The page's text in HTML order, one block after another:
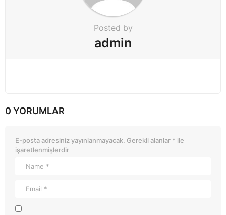
Posted by
admin
0 YORUMLAR
E-posta adresiniz yayınlanmayacak. Gerekli alanlar * ile
işaretlenmişlerdir